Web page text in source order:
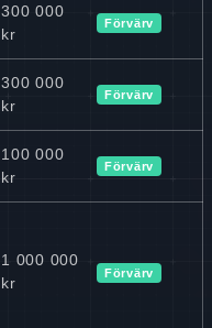
300 000
kr
Förvärv
300 000
kr
Förvärv
100 000
kr
Förvärv
1 000 000
kr
Förvärv